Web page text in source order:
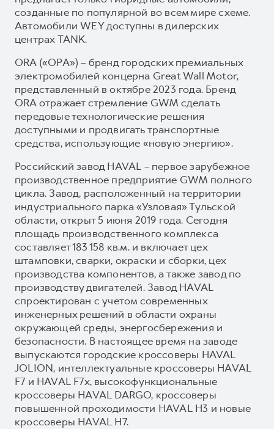
созданные по популярной во всем мире схеме.
Автомобили WEY доступны в дилерских
центрах TANK.
ORA («ОРА») – бренд городских премиальных
электромобилей концерна Great Wall Motor,
представленный в октябре 2023 года. Бренд
ORA отражает стремление GWM сделать
передовые технологические решения
доступными и продвигать транспортные
средства, использующие «новую энергию».
Российский завод HAVAL – первое зарубежное
производственное предприятие GWM полного
цикла. Завод, расположенный на территории
индустриального парка «Узловая» Тульской
области, открыт 5 июня 2019 года. Сегодня
площадь производственного комплекса
составляет 183 158 кв.м. и включает цех
штамповки, сварки, окраски и сборки, цех
производства компонентов, а также завод по
производству двигателей. Завод HAVAL
спроектирован с учетом современных
инженерных решений в области охраны
окружающей среды, энергосбережения и
безопасности. В настоящее время на заводе
выпускаются городские кроссоверы HAVAL
JOLION, интеллектуальные кроссоверы HAVAL
F7 и HAVAL F7x, высокофункциональные
кроссоверы HAVAL DARGO, кроссоверы
повышенной проходимости HAVAL H3 и новые
кроссоверы HAVAL H7.